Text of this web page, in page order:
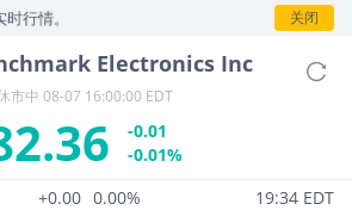
行情。 关闭
Electronics Inc
市中 08-07 16:00:00 EDT
-0.01
-0.01%
+0.00 0.00% 19:34 EDT